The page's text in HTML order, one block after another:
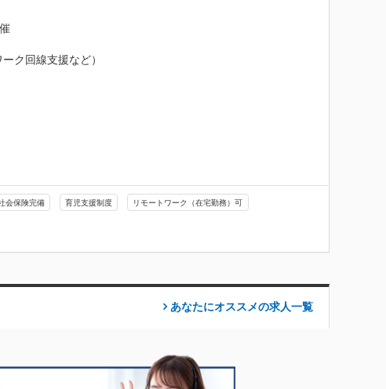
ク回線支援など）
会保険完備 育児支援制度 リモートワーク（在宅勤務）可
あなたにオススメの求人一覧